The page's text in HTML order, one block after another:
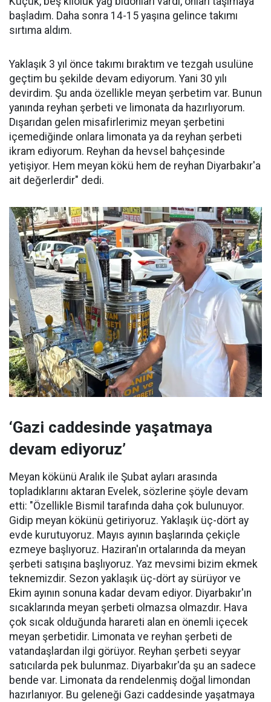
başladım. Daha sonra 14-15 yaşına gelince takımı
sırtıma aldım.
Yaklaşık 3 yıl önce takımı bıraktım ve tezgah usulüne
geçtim bu şekilde devam ediyorum. Yani 30 yılı
devirdim. Şu anda özellikle meyan şerbetim var. Bunun
yanında reyhan şerbeti ve limonata da hazırlıyorum.
Dışarıdan gelen misafirlerimiz meyan şerbetini
içemediğinde onlara limonata ya da reyhan şerbeti
ikram ediyorum. Reyhan da hevsel bahçesinde
yetişiyor. Hem meyan kökü hem de reyhan Diyarbakır'a
ait değerlerdir" dedi.
‘Gazi caddesinde yaşatmaya
devam ediyoruz’
Meyan kökünü Aralık ile Şubat ayları arasında
topladıklarını aktaran Evelek, sözlerine şöyle devam
etti: "Özellikle Bismil tarafında daha çok bulunuyor.
Gidip meyan kökünü getiriyoruz. Yaklaşık üç-dört ay
evde kurutuyoruz. Mayıs ayının başlarında çekiçle
ezmeye başlıyoruz. Haziran'ın ortalarında da meyan
şerbeti satışına başlıyoruz. Yaz mevsimi bizim ekmek
teknemizdir. Sezon yaklaşık üç-dört ay sürüyor ve
Ekim ayının sonuna kadar devam ediyor. Diyarbakır'ın
sıcaklarında meyan şerbeti olmazsa olmazdır. Hava
çok sıcak olduğunda harareti alan en önemli içecek
meyan şerbetidir. Limonata ve reyhan şerbeti de
vatandaşlardan ilgi görüyor. Reyhan şerbeti seyyar
satıcılarda pek bulunmaz. Diyarbakır'da şu an sadece
bende var. Limonata da rendelenmiş doğal limondan
hazırlanıyor. Bu geleneği Gazi caddesinde yaşatmaya